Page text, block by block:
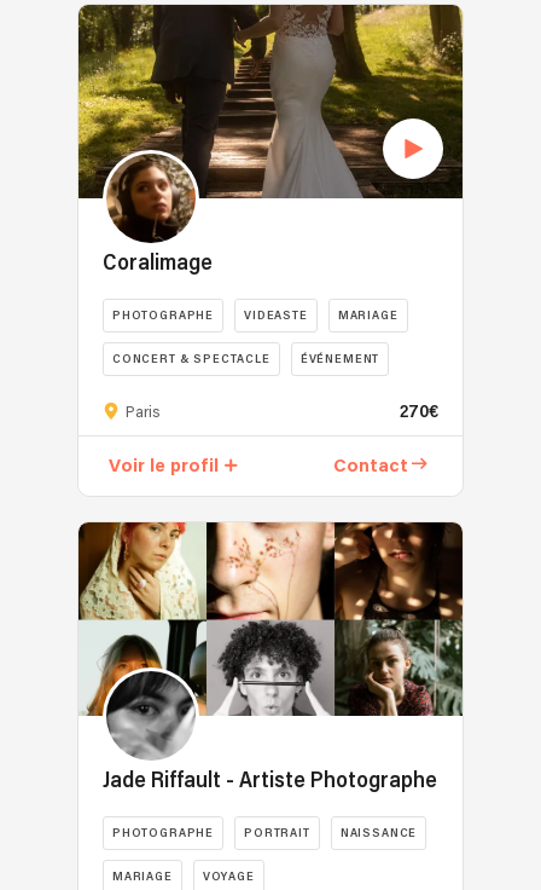
Coralimage
PHOTOGRAPHE VIDEASTE MARIAGE
CONCERT & SPECTACLE ÉVÉNEMENT
Paris 270€
Voir le profil Contact
Jade Riffault - Artiste Photographe
PHOTOGRAPHE PORTRAIT NAISSANCE
MARIAGE VOYAGE